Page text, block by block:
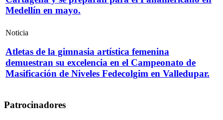
Medellín en mayo.
Noticia
Atletas de la gimnasia artística femenina
demuestran su excelencia en el Campeonato de
Masificación de Niveles Fedecolgim en Valledupar.
Patrocinadores